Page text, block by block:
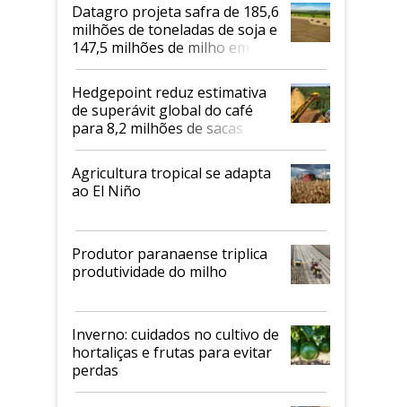
Datagro projeta safra de 185,6
milhões de toneladas de soja e
147,5 milhões de milho em
2026/27
Hedgepoint reduz estimativa
de superávit global do café
para 8,2 milhões de sacas
Agricultura tropical se adapta
ao El Niño
Produtor paranaense triplica
produtividade do milho
Inverno: cuidados no cultivo de
hortaliças e frutas para evitar
perdas